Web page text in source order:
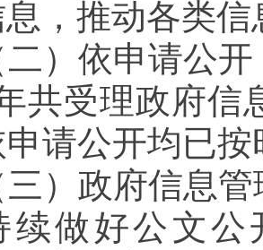
，推动各类信
依申请公开
受理政府信
申请公开均已
政府信息管
好公文公